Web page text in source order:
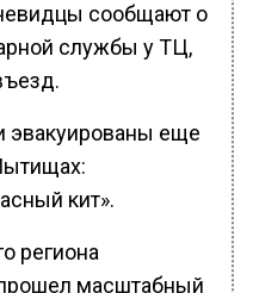
сообщают о
службы у ТЦ,
эвакуированы еще
кит».
региона
масштабный